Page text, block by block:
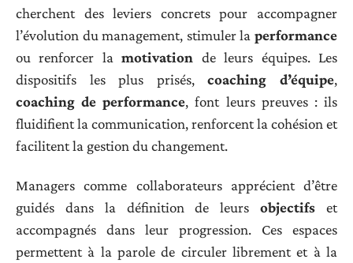
cherchent des leviers concrets pour accompagner
l’évolution du management, stimuler la performance
ou renforcer lamotivation de leurs équipes. Les
dispositifs les plus prisés,coaching d’équipe,
coaching de performance, font leurs preuves : ils
fluidifient la communication, renforcent la cohésion et
facilitent la gestion du changement.
Managers comme collaborateurs apprécient d’être
guidés dans la définition de leursobjectifs et
accompagnés dans leur progression. Ces espaces
permettent à la parole de circuler librement et à la